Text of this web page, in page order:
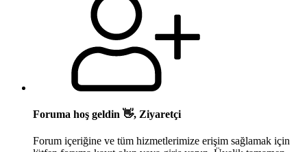
Foruma hoş geldin 👋, Ziyaretçi
Forum içeriğine ve tüm hizmetlerimize erişim sağlamak için